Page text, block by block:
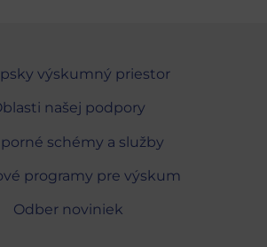
výskumný priestor
našej podpory
schémy a služby
programy pre výskum
Odber noviniek